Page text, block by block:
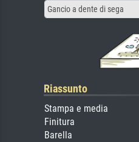
Gancio a dente di sega
Riassunto
Stampa e media
Finitura
Barella